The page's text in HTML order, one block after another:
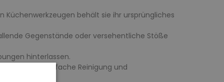
behält sie ihr ursprüngliches
Gegenstände oder versehentliche Stöße
hinterlassen.
was eine einfache Reinigung und